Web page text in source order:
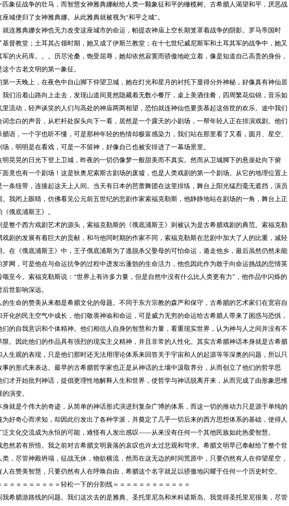
匹象征战争的壮马，而智慧女神雅典娜献给人类一颗象征和平的橄榄树。古希腊人渴望和平，厌恶战
城便归了女神雅典娜。从此雅典就被视为“和平之城”。
就连雅典娜女神也无力改变这座城市的命运，帕提农神庙上空长期笼罩着战争的阴影。罗马帝国时
基督教堂；土耳其占领时期，她又成了伊斯兰教堂；在十七世纪威尼斯军和土耳其军的战争中，她又
军的火药库。。。历尽沧桑，饱受屈辱，她却依然寂寞而骄傲地屹立着，像是知道自己高贵的身份，
个古老文明的第一象征。
第一天晚上，在夜色中自山脚下仰望卫城，她在灯光和星月的衬托下显得分外神秘，好像真有神仙居
我们沿着山路向上走去，发现山道间竟然隐藏着无数小餐厅，桌上美酒佳肴，四周繁花似锦，音乐如
里流动，轻声谈笑的人们与高处的神庙两两相望，恐怕就连神仙也要羡慕起这俗世的欢乐。途中我们
词念白的声音，从栏杆处探头向下一看，居然是一个露天的小剧场，一帮年轻人正在排演戏剧。他们
腊语，一个字也听不懂，可是那种年轻的热情却极富感染力，我们站在那里看了又看，圆月、星空、
场，明明是在看戏，可是一不留神，好像自己也被安排进了一幕场景里。
明晃晃的日光下登上卫城，昨夜的一切仍像梦一般甜美而不真实。然而从卫城脚下的悬崖处向下俯
面竟也有一个剧场！这是狄奥尼索斯古剧场的废墟，也是人类戏剧的第一个剧场。从它的地理位置上
一条纽带，连接起这天上人间。当天有日本的芭蕾舞团在这里排练，舞台上阳光猛烈毫无遮挡，演员
。我闭上眼睛，仿佛看见公元前五世纪的悲剧作家索福克勒斯，他静静地站在剧场的一角，舞台上正
俄底浦斯王》。
是整个西方戏剧艺术的源头，索福克勒斯的《俄底浦斯王》则被认为是古希腊戏剧的典范。索福克勒
戏剧的发展有着巨大的贡献，和与他同时期的作家不同，索福克勒斯在悲剧中加大了人的比重，减轻
。在《俄底浦斯王》中，王子俄底浦斯为了逃脱杀父娶母的可怕命运，遁走他乡，最后虽然仍然未能
罗网，可是他在与命运抗争的过程中迸发出蓬勃的生命活力，他也因此作为敢于向命运挑战的悲情英
颂至今。索福克勒斯说：“世界上有许多力量，但是自然中没有什么比人类更有力”，他作品中闪烁的
世影响深远。
的生命的赞美从来都是希腊文化的母题。不同于东方宗教的森严和保守，古希腊的艺术家们在宽容自
开化的民主空气中成长，他们敬畏神谕和命运，可是威力无穷的命运给古希腊人带来了困惑与恐惧，
们的自我意识和个体精神。他们相信人自身的智慧和力量，看重现实世界，认为神与人之间并没有不
限。因此他们的作品具有强烈的现实主义精神，并且非常的人性化。其实古希腊神话本身就是古希腊
人生观的表现，只是他们那时还无法用理论体系来回答关于宇宙和人的起源等等深奥的问题，所以只
事的形式来表达。最早的古希腊哲学家也正是从神话的土壤中汲取养分，从而创立了他们的哲学思
们才开始批判神话，提倡更理性地解释人生和世界，使哲学与神话脱离开来，从而完成了由形象思维
演变。
身就是个伟大的奇迹，从简单的神话形式演进到复杂广博的体系，而这一切的推动力只是源于单纯的
为好奇心而求知，却因此衍发出了各种学派，并奠定了几乎一切后来的西方思想体系的基础，使得人
泛文化交流成为永恒的可能，难怪有人发出感叹――从来没有任何一个其他民族如此热爱智慧。
忽然若有所悟。我之前对古希腊文明衰落的哀叹也许太过悲观和苛求。希腊文明早已奉献给了整个世
类，尽管神殿坍塌，征战无休，物欲横流，然而在这无边的时间荒原中，只要仍然有人在仰望星空，
人在赞美智慧，只要仍然有人在呼唤自由，希腊这个名字就足以骄傲地闪耀于任何一个历史时空。
＝＝＝＝＝＝＝＝＝轻松一下的分割线＝＝＝＝＝＝＝＝＝＝＝＝
我希腊游路线的问题。我们这次去的是雅典、圣托里尼岛和米科诺斯岛。我觉得圣托里尼很美，尽管